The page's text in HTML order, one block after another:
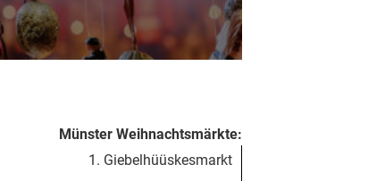
Münster Weihnachtsmärkte:
1. Giebelhüüskesmarkt